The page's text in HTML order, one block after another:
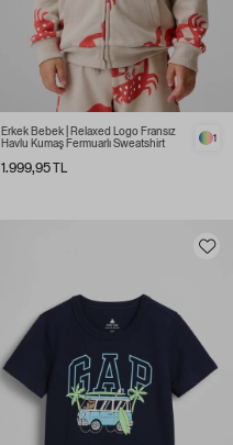
Erkek Bebek | Relaxed Logo Fransız
Havlu Kumaş Fermuarlı Sweatshirt
1.999,95 TL
1